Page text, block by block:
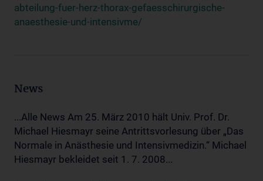
abteilung-fuer-herz-thorax-gefaesschirurgische-
anaesthesie-und-intensivme/
News
...Alle News Am 25. März 2010 hält Univ. Prof. Dr.
Michael Hiesmayr seine Antrittsvorlesung über „Das
Normale in Anästhesie und Intensivmedizin.“ Michael
Hiesmayr bekleidet seit 1. 7. 2008...